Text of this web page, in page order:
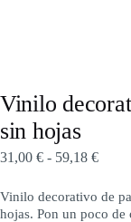
Vinilo
sin hojas
31,00 € - 59,18 €
Vinilo decorativo de
hojas. Pon un poco de